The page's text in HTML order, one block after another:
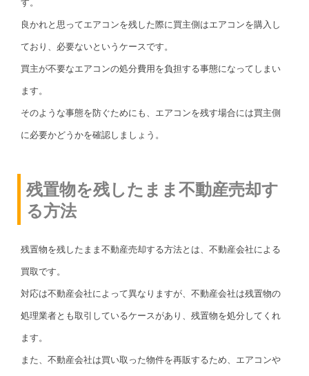
す。
良かれと思ってエアコンを残した際に買主側はエアコンを購入し
ており、必要ないというケースです。
買主が不要なエアコンの処分費用を負担する事態になってしまい
ます。
そのような事態を防ぐためにも、エアコンを残す場合には買主側
に必要かどうかを確認しましょう。
残置物を残したまま不動産売却す
る方法
残置物を残したまま不動産売却する方法とは、不動産会社による
買取です。
対応は不動産会社によって異なりますが、不動産会社は残置物の
処理業者とも取引しているケースがあり、残置物を処分してくれ
ます。
また、不動産会社は買い取った物件を再販するため、エアコンや